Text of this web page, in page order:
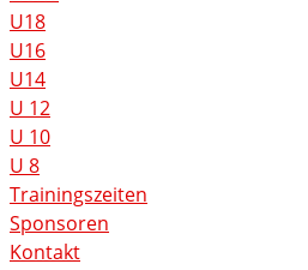
U18
U16
U14
U 12
U 10
U 8
Trainingszeiten
Sponsoren
Kontakt